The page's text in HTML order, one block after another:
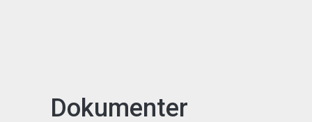
Dokumenter